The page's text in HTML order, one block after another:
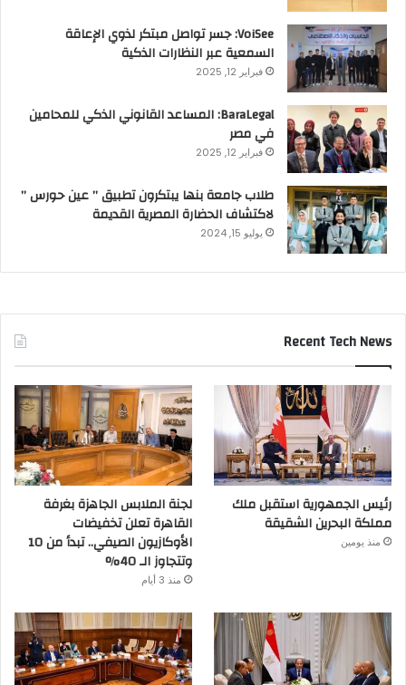
VoiSee: جسر تواصل مبتكر لذوي الإعاقة
السمعية عبر النظارات الذكية
فبراير 12, 2025
BaraLegal: المساعد القانوني الذكي للمحامين
في مصر
فبراير 12, 2025
طلاب جامعة بنها يبتكرون تطبيق ” عين حورس ”
لاكتشاف الحضارة المصرية القديمة
يوليو 15, 2024
Recent Tech News
رئيس الجمهورية استقبل ملك
مملكة البحرين الشقيقة
منذ يومين
لجنة الملابس الجاهزة بغرفة
القاهرة تعلن تخفيضات
الأوكازيون الصيفي.. تبدأ من 10
وتتجاوز الـ 40%
منذ 3 أيام